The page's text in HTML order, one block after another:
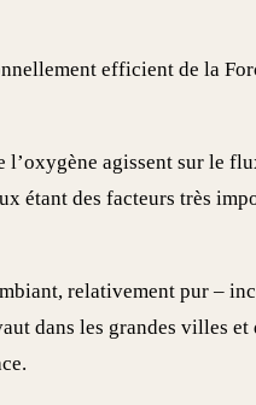
efficient de la
l’oxygène agissent sur le
étant des facteurs très
relativement pur –
dans les grandes villes et